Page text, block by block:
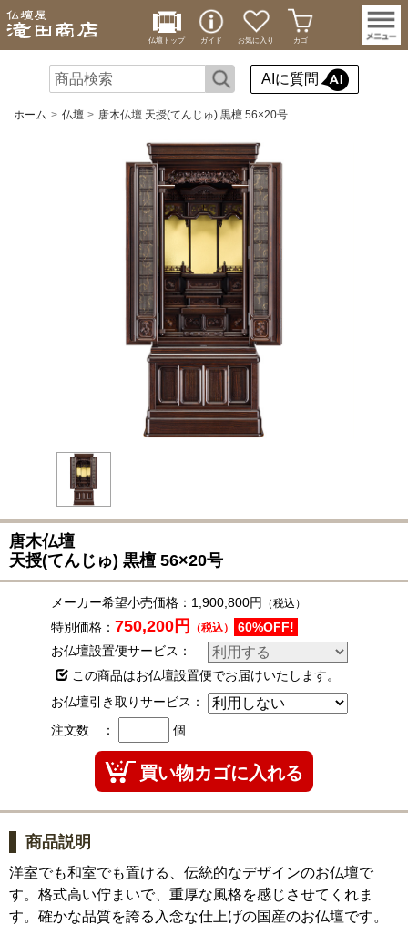
仏壇トップ ガイド お気に入り カゴ
AIに質問
ホーム 仏壇 唐木仏壇 天授(てんじゅ) 黒檀 56×20号
唐木仏壇
天授(てんじゅ) 黒檀 56×20号
メーカー希望小売価格： 1,900,800円 （税込）
特別価格： 750,200円 （税込）
60%OFF!
お仏壇設置便サービス：
この商品はお仏壇設置便でお届けいたします。
お仏壇引き取りサービス：
注文数 ：
個
商品説明
洋室でも和室でも置ける、伝統的なデザインのお仏壇で
す。格式高い佇まいで、重厚な風格を感じさせてくれま
す。確かな品質を誇る入念な仕上げの国産のお仏壇です。